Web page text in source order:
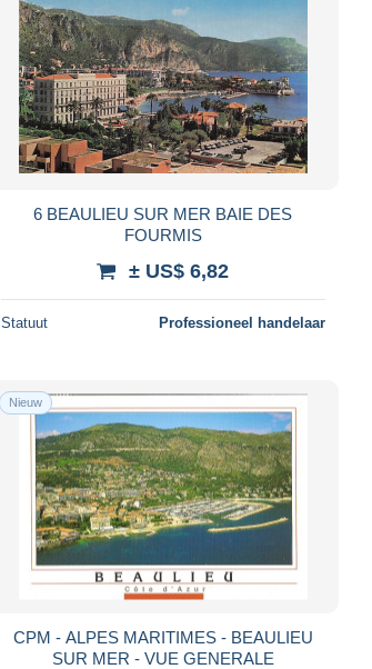
6 BEAULIEU SUR MER BAIE DES
FOURMIS
± US$ 6,82
Statuut Professioneel handelaar
Nieuw
CPM - ALPES MARITIMES - BEAULIEU
SUR MER - VUE GENERALE